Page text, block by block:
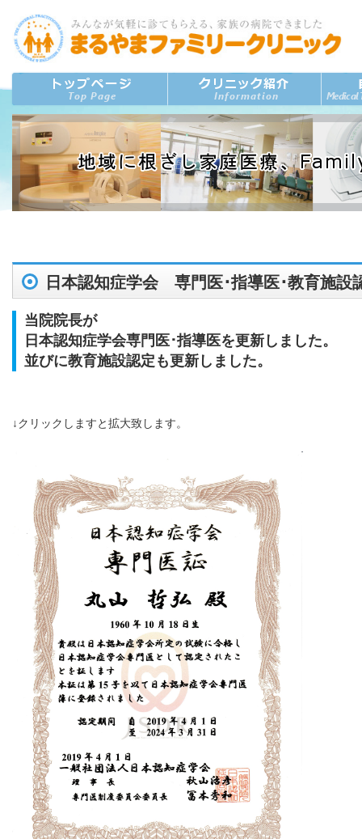
日本認知症学会 専門医･指導医･教育施設
当院院長が
日本認知症学会専門医･指導医を更新しました。
並びに教育施設認定も更新しました。
↓クリックしますと拡大致します。